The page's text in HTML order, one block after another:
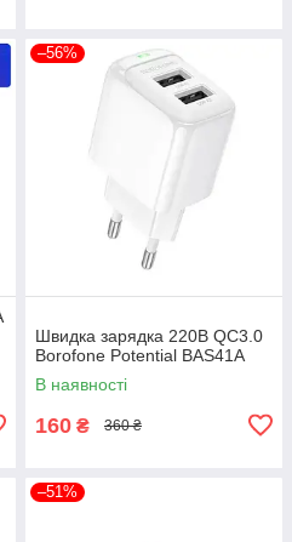
–56%
Швидка зарядка 220В QC3.0
Borofone Potential BAS41A
В наявності
160 ₴ 360 ₴
–51%